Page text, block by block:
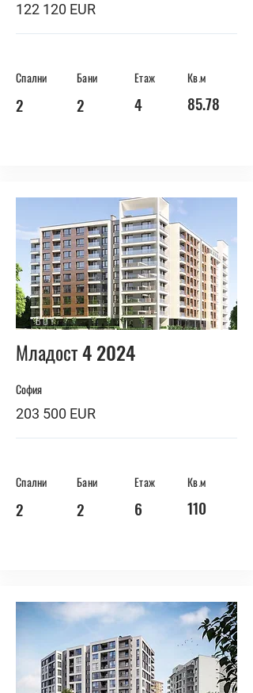
122 120 EUR
Спални Бани Етаж Кв.м
2 2 4 85.78
BUY
Младост 4 2024
София
203 500 EUR
Спални Бани Етаж Кв.м
2 2 6 110